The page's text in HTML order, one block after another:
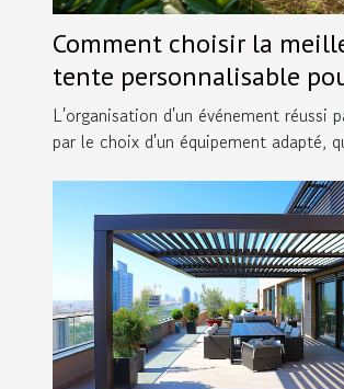
Comment choisir la
tente personnalisable
événement
L'organisation d'un événement réussi
par le choix d'un équipement adapté,